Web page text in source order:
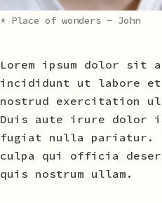
* Place of wonders - John
Lorem ipsum dolor sit
incididunt ut labore et
nostrud exercitation
Duis aute irure dolor
fugiat nulla pariatur.
culpa qui officia
quis nostrum ullam.